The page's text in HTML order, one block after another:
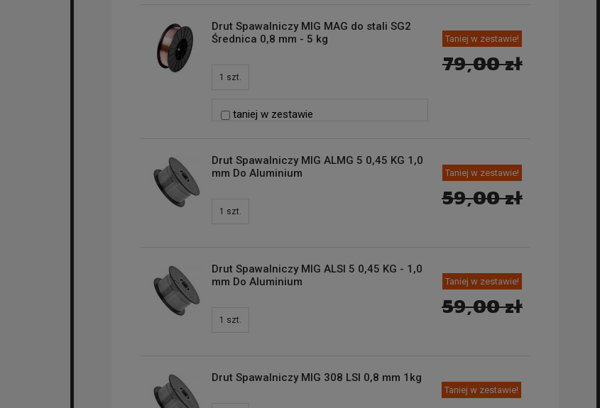
Drut Spawalniczy MIG MAG do stali SG2
Średnica 0,8 mm - 5 kg
1 szt.
taniej w zestawie
79,00 zł
Taniej w zestawie!
Drut Spawalniczy MIG ALMG 5 0,45 KG 1,0
mm Do Aluminium
1 szt.
59,00 zł
Taniej w zestawie!
Drut Spawalniczy MIG ALSI 5 0,45 KG - 1,0
mm Do Aluminium
1 szt.
59,00 zł
Taniej w zestawie!
Drut Spawalniczy MIG 308 LSI 0,8 mm 1kg
Taniej w zestawie!